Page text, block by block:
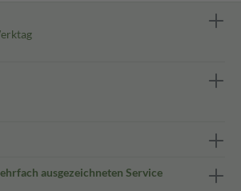
ausgezeichneten Service